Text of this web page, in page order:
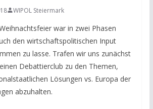
WIPOL Steiermark
war in zwei Phasen
den wirtschaftspolitischen Input
zu lasse. Trafen wir uns zunächst
Debattierclub zu den Themen,
Lösungen vs. Europa der
abzuhalten.